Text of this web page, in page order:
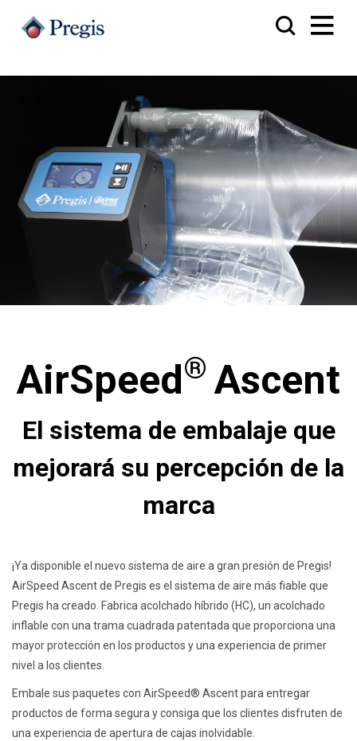
AirSpeed® Ascent
El sistema de embalaje que
mejorará su percepción de la
marca
¡Ya disponible el nuevo sistema de aire a gran presión de Pregis!
AirSpeed Ascent de Pregis es el sistema de aire más fiable que
Pregis ha creado. Fabrica acolchado híbrido (HC), un acolchado
inflable con una trama cuadrada patentada que proporciona una
mayor protección en los productos y una experiencia de primer
nivel a los clientes.
Embale sus paquetes con AirSpeed® Ascent para entregar
productos de forma segura y consiga que los clientes disfruten de
una experiencia de apertura de cajas inolvidable.